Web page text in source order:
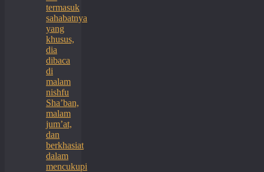
termasuk
sahabatnya
yang
khusus,
dia
dibaca
di
malam
nishfu
Sha’ban,
malam
jum’at,
dan
berkhasiat
dalam
mencukupi